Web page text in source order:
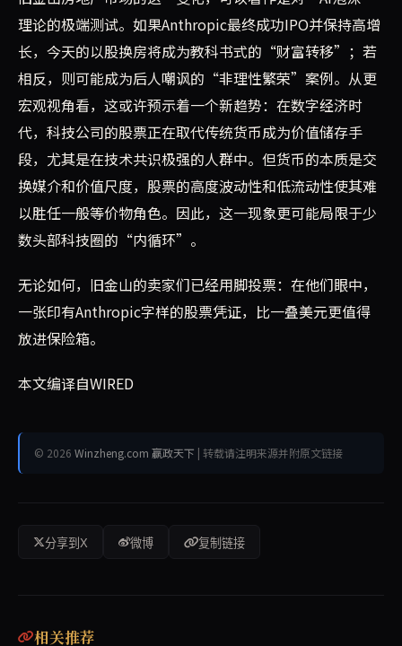
理论的极端测试。如果Anthropic最终成功IPO并保持高增
长，今天的以股换房将成为教科书式的“财富转移”；若
相反，则可能成为后人嘲讽的“非理性繁荣”案例。从更
宏观视角看，这或许预示着一个新趋势：在数字经济时
代，科技公司的股票正在取代传统货币成为价值储存手
段，尤其是在技术共识极强的人群中。但货币的本质是交
换媒介和价值尺度，股票的高度波动性和低流动性使其难
以胜任一般等价物角色。因此，这一现象更可能局限于少
数头部科技圈的“内循环”。
无论如何，旧金山的卖家们已经用脚投票：在他们眼中，
一张印有Anthropic字样的股票凭证，比一叠美元更值得
放进保险箱。
本文编译自WIRED
© 2026 Winzheng.com 赢政天下 | 转载请注明来源并附原文链接
分享到X 微博 复制链接
相关推荐